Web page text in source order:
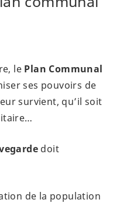
le Plan Communal
ses pouvoirs de
survient, qu’il soit
doit
de la population